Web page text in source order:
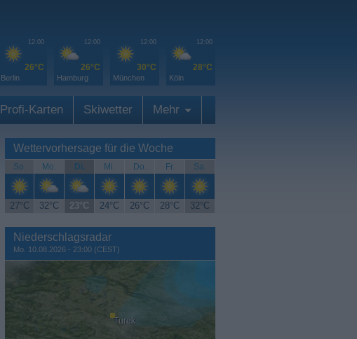
12:00
26°C
Berlin
12:00
26°C
Hamburg
12:00
30°C
München
12:00
28°C
Köln
Profi-Karten Skiwetter Mehr
Wettervorhersage für die Woche
So. Mo. Di. Mi. Do. Fr. Sa.
27°C 32°C 23°C 24°C 26°C 28°C 32°C
Niederschlagsradar
Mo. 10.08.2026 - 23:00 (CEST)
Turek